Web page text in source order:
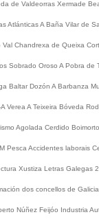
de Valdeorras Xermade
AtlánticasA Baña Vilar de
Val Chandrexa de Queixa
Sobrado Oroso A Pobra de
Baltar Dozón A Barbanza
Verea A Teixeira Bóveda
Agolada Cerdido Boimorto
Pesca Accidentes laborais
Xustiza Letras Galegas
dos concellos de Galicia
Núñez Feijóo Industria